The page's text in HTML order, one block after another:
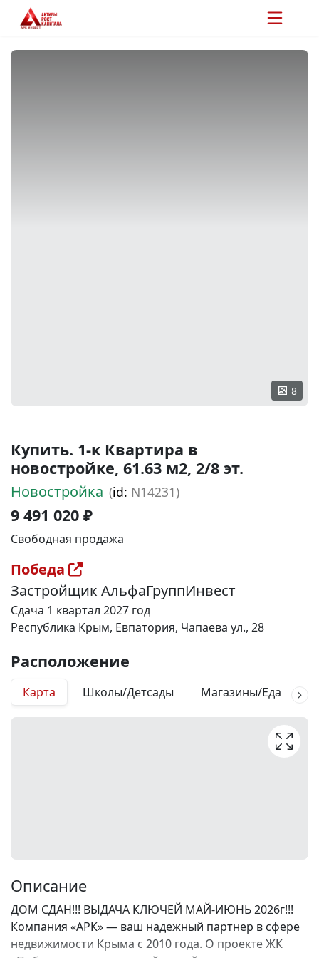
8
Купить. 1-к Квартира в
новостройке, 61.63 м2, 2/8 эт.
Новостройка (id: N14231)
9 491 020 ₽
Свободная продажа
Победа
Застройщик АльфаГруппИнвест
Сдача 1 квартал 2027 год
Республика Крым, Евпатория, Чапаева ул., 28
Расположение
Карта Школы/Детсады Магазины/Еда
Описание
ДОМ СДАН!!! ВЫДАЧА КЛЮЧЕЙ МАЙ-ИЮНЬ 2026г!!!
Компания «АРК» — ваш надежный партнер в сфере
недвижимости Крыма с 2010 года. О проекте ЖК